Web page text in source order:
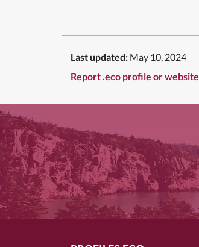
Last updated: May 10, 2024
Report .eco profile or website